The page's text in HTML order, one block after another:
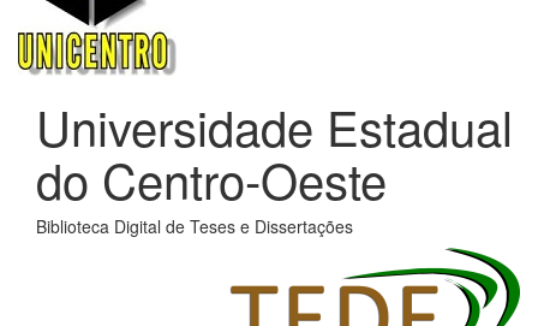
Universidade Estadual
do Centro-Oeste
Biblioteca Digital de Teses e Dissertações